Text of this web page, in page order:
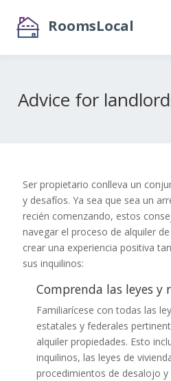
RoomsLocal
Advice for
Ser propietario conlleva un
y desafíos. Ya sea que sea un
recién comenzando, estos
navegar el proceso de alquiler
crear una experiencia positiva
sus inquilinos:
Comprenda las leyes y
Familiarícese con todas las
estatales y federales
alquiler propiedades. Esto
inquilinos, las leyes de
procedimientos de desalojo y